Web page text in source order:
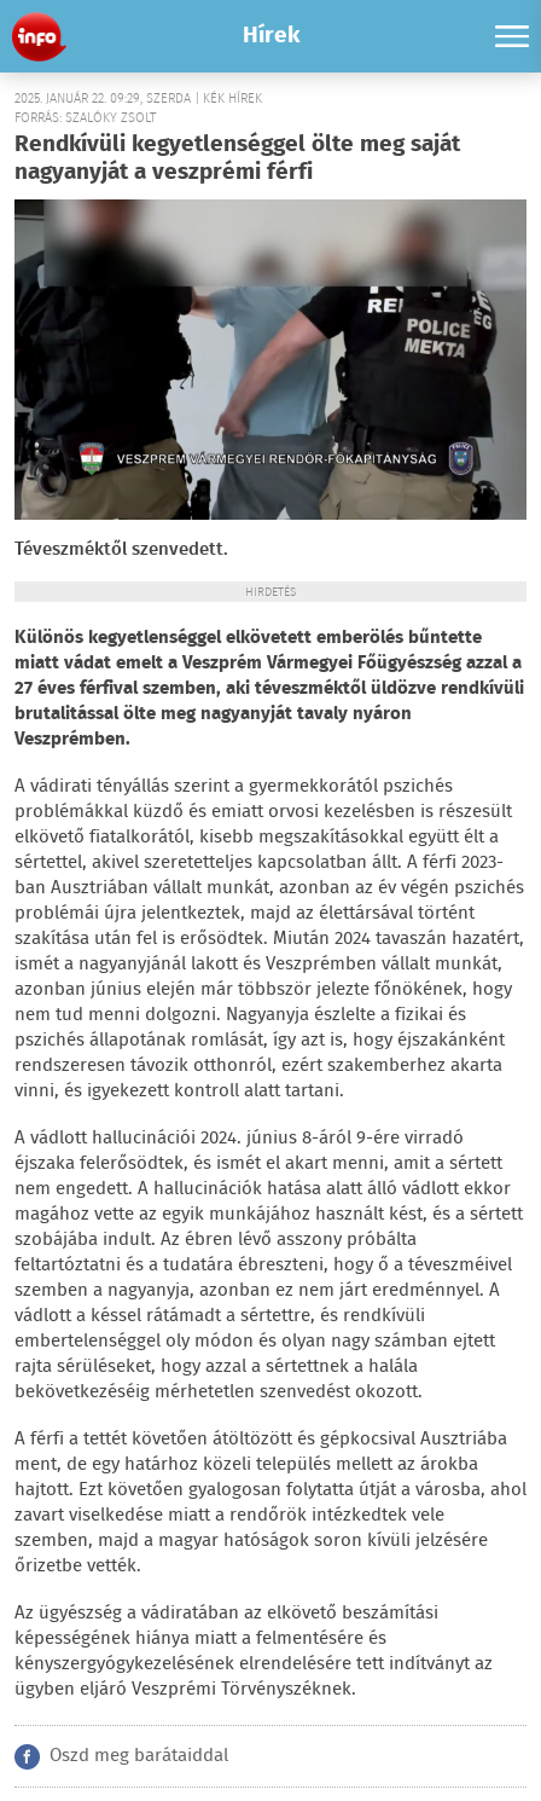
Hírek
2025. JANUÁR 22. 09:29, SZERDA | KÉK HÍREK
FORRÁS: SZALÓKY ZSOLT
Rendkívüli kegyetlenséggel ölte meg saját
nagyanyját a veszprémi férfi
Téveszméktől szenvedett.
HIRDETÉS
Különös kegyetlenséggel elkövetett emberölés bűntette
miatt vádat emelt a Veszprém Vármegyei Főügyészség azzal a
27 éves férfival szemben, aki téveszméktől üldözve rendkívüli
brutalitással ölte meg nagyanyját tavaly nyáron
Veszprémben.
A vádirati tényállás szerint a gyermekkorától pszichés
problémákkal küzdő és emiatt orvosi kezelésben is részesült
elkövető fiatalkorától, kisebb megszakításokkal együtt élt a
sértettel, akivel szeretetteljes kapcsolatban állt. A férfi 2023-
ban Ausztriában vállalt munkát, azonban az év végén pszichés
problémái újra jelentkeztek, majd az élettársával történt
szakítása után fel is erősödtek. Miután 2024 tavaszán hazatért,
ismét a nagyanyjánál lakott és Veszprémben vállalt munkát,
azonban június elején már többször jelezte főnökének, hogy
nem tud menni dolgozni. Nagyanyja észlelte a fizikai és
pszichés állapotának romlását, így azt is, hogy éjszakánként
rendszeresen távozik otthonról, ezért szakemberhez akarta
vinni, és igyekezett kontroll alatt tartani.
A vádlott hallucinációi 2024. június 8-áról 9-ére virradó
éjszaka felerősödtek, és ismét el akart menni, amit a sértett
nem engedett. A hallucinációk hatása alatt álló vádlott ekkor
magához vette az egyik munkájához használt kést, és a sértett
szobájába indult. Az ébren lévő asszony próbálta
feltartóztatni és a tudatára ébreszteni, hogy ő a téveszméivel
szemben a nagyanyja, azonban ez nem járt eredménnyel. A
vádlott a késsel rátámadt a sértettre, és rendkívüli
embertelenséggel oly módon és olyan nagy számban ejtett
rajta sérüléseket, hogy azzal a sértettnek a halála
bekövetkezéséig mérhetetlen szenvedést okozott.
A férfi a tettét követően átöltözött és gépkocsival Ausztriába
ment, de egy határhoz közeli település mellett az árokba
hajtott. Ezt követően gyalogosan folytatta útját a városba, ahol
zavart viselkedése miatt a rendőrök intézkedtek vele
szemben, majd a magyar hatóságok soron kívüli jelzésére
őrizetbe vették.
Az ügyészség a vádiratában az elkövető beszámítási
képességének hiánya miatt a felmentésére és
kényszergyógykezelésének elrendelésére tett indítványt az
ügyben eljáró Veszprémi Törvényszéknek.
Oszd meg barátaiddal